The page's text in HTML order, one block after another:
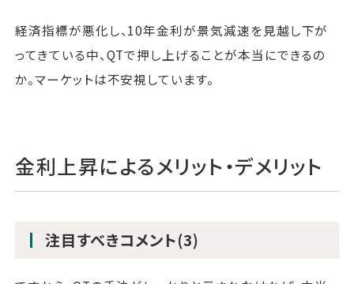
経済指標が悪化し、10年金利が景気減速を見越し下が
ってきている中、QTで押し上げることが本当にできるの
か。マーケットは不安視しています。
金利上昇によるメリット・デメリット
注目すべきコメント(3)